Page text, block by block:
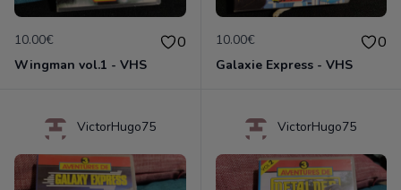
10.00€ 0
Wingman vol.1 - VHS
10.00€ 0
Galaxie Express - VHS
VictorHugo75 VictorHugo75